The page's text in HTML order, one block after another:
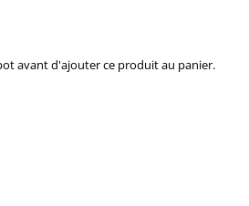
avant d'ajouter ce produit au panier.